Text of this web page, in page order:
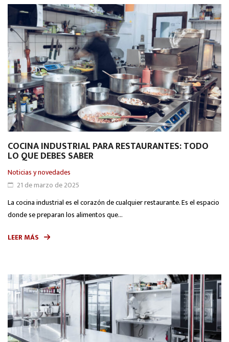
COCINA INDUSTRIAL PARA RESTAURANTES: TODO
LO QUE DEBES SABER
Noticias y novedades
21 de marzo de 2025
La cocina industrial es el corazón de cualquier restaurante. Es el espacio
donde se preparan los alimentos que...
LEER MÁS